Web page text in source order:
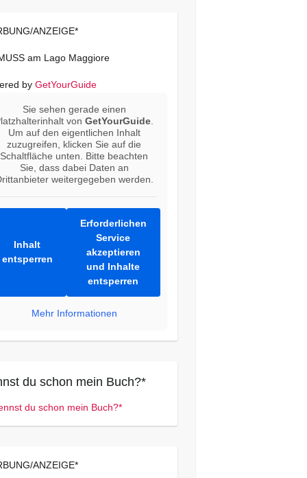
ANZEIGE*
am Lago Maggiore
by GetYourGuide
Sie sehen gerade einen
vonGetYourGuide
Um auf den eigentlichen Inhalt
zuzugreifen, klicken Sie auf die
Schaltfläche unten. Bitte beachten
Sie, dass dabei Daten an
weitergegeben werden.
Inhalt
entsperren
Erforderlichen
Service
akzeptieren
und Inhalte
entsperren
Mehr Informationen
du schon mein Buch?*
ANZEIGE*